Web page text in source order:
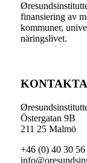
finansiering av
kommuner,
näringslivet.
KONTAKTA
Östergatan 9B
211 25 Malmö
+46 (0) 40 30 56